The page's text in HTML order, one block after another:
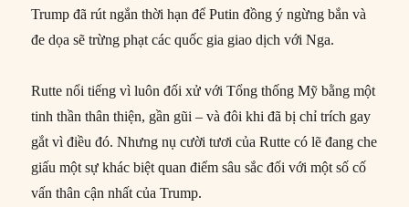
Trump đã rút ngắn thời hạn để Putin đồng ý ngừng bắn và
đe dọa sẽ trừng phạt các quốc gia giao dịch với Nga.
Rutte nổi tiếng vì luôn đối xử với Tổng thống Mỹ bằng một
tinh thần thân thiện, gần gũi – và đôi khi đã bị chỉ trích gay
gắt vì điều đó. Nhưng nụ cười tươi của Rutte có lẽ đang che
giấu một sự khác biệt quan điểm sâu sắc đối với một số cố
vấn thân cận nhất của Trump.